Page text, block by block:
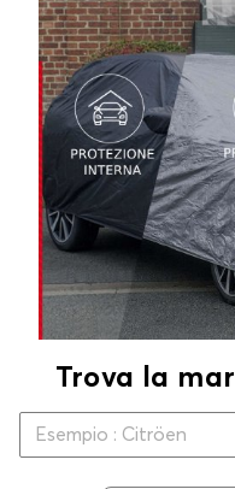
Trova la